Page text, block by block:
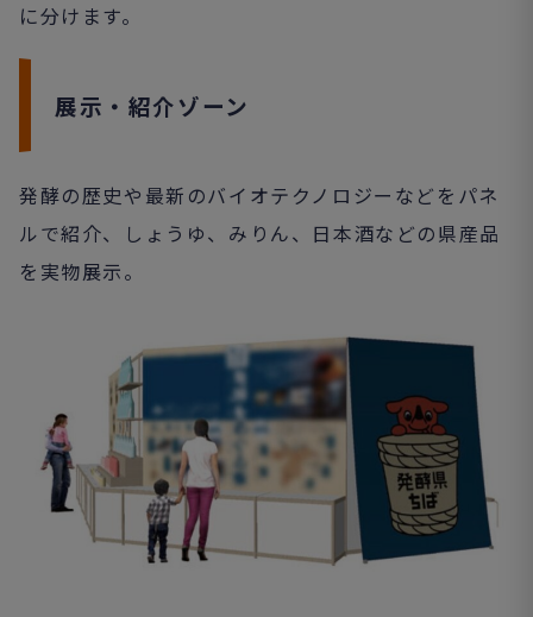
に分けます。
展示・紹介ゾーン
発酵の歴史や最新のバイオテクノロジーなどをパネ
ルで紹介、しょうゆ、みりん、日本酒などの県産品
を実物展示。